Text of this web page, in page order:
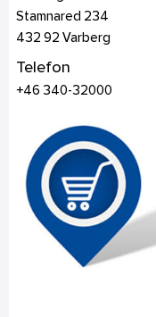
Stamnared 234
432 92 Varberg
Telefon
+46 340-32000